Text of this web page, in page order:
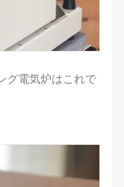
グ電気炉はこれで